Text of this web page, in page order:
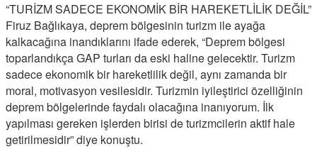
“TURİZM SADECE EKONOMİK BİR HAREKETLİLİK DEĞİL”
Firuz Bağlıkaya, deprem bölgesinin turizm ile ayağa
kalkacağına inandıklarını ifade ederek, “Deprem bölgesi
toparlandıkça GAP turları da eski haline gelecektir. Turizm
sadece ekonomik bir hareketlilik değil, aynı zamanda bir
moral, motivasyon vesilesidir. Turizmin iyileştirici özelliğinin
deprem bölgelerinde faydalı olacağına inanıyorum. İlk
yapılması gereken işlerden birisi de turizmcilerin aktif hale
getirilmesidir” diye konuştu.